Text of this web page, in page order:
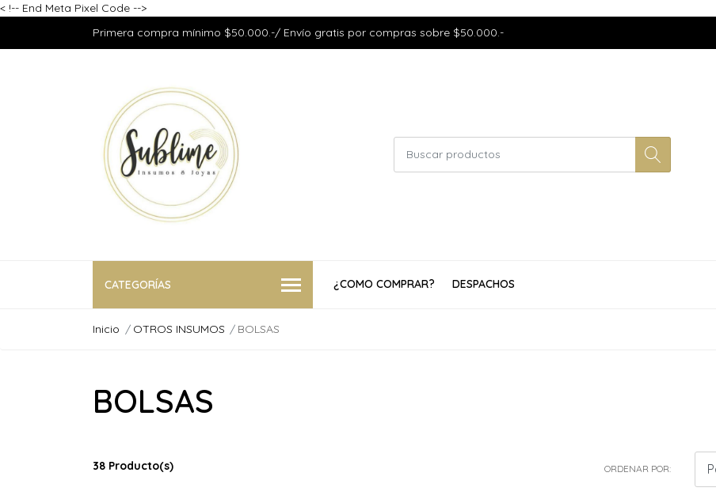
< !-- End Meta Pixel Code -->
Primera compra mínimo $50.000.-/ Envío gratis por compras sobre $50.000.-
CATEGORÍAS ¿COMO COMPRAR? DESPACHOS
Inicio OTROS INSUMOS BOLSAS
BOLSAS
38 Producto(s) ORDENAR POR: